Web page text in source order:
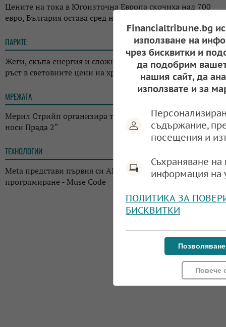
Цените на тока в Югоизточна Европа скочиха над 700
евро, България остава сред най-евтините пазари
ПАРИТЕ 18:05
Жеги, скъпа енергия и сложна геополитика: ФАО отчете
ръст в световните цени на храните
МРЕЖАТА
Мерил Стрийп организира търг с костюми от „Дяволът
носи Прада 2“
ТЕХНОЛОГИИ
Meta представи първия си AI инструмент за
програмиране - Muse Code
Financialtribune.bg
използване на
чрез бисквитки и
да подобрим
нашия сайт, да
използвате и за
съдържание,
посещения и
Съхраняване
информация на
ПОЛИТИКА ЗА
БИСКВИТКИ
Повече